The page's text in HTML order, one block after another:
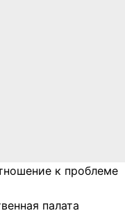
к проблеме
палата